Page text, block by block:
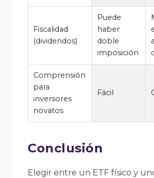
Fiscalidad
(dividendos)
Puede
haber
doble
imposición
Comprensión
para
inversores
novatos
Fácil
Conclusión
Elegir entre un ETF físico y